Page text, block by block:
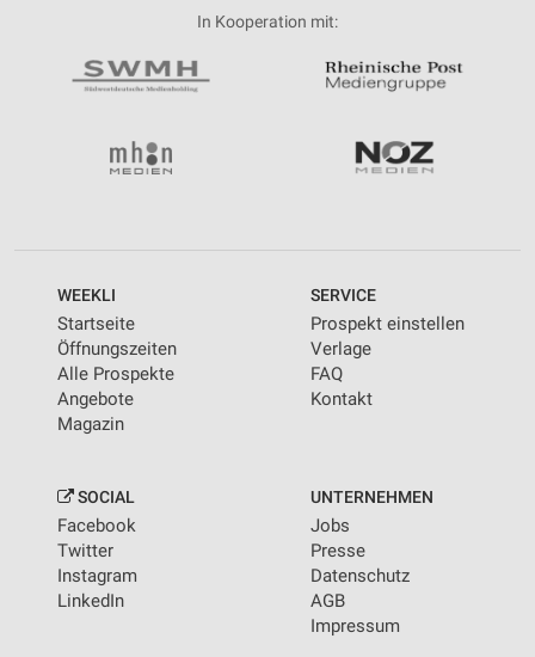
In Kooperation mit:
WEEKLI
Startseite
Öffnungszeiten
Alle Prospekte
Angebote
Magazin
SERVICE
Prospekt einstellen
Verlage
FAQ
Kontakt
SOCIAL
Facebook
Twitter
Instagram
LinkedIn
UNTERNEHMEN
Jobs
Presse
Datenschutz
AGB
Impressum